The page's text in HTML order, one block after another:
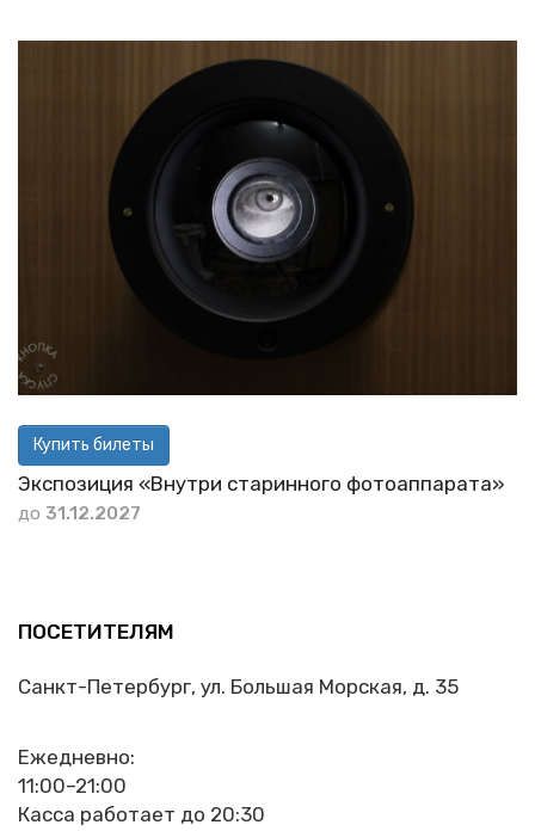
Купить билеты
Экспозиция «Внутри старинного фотоаппарата»
до 31.12.2027
ПОСЕТИТЕЛЯМ
Санкт-Петербург, ул. Большая Морская, д. 35
Ежедневно:
11:00–21:00
Касса работает до 20:30